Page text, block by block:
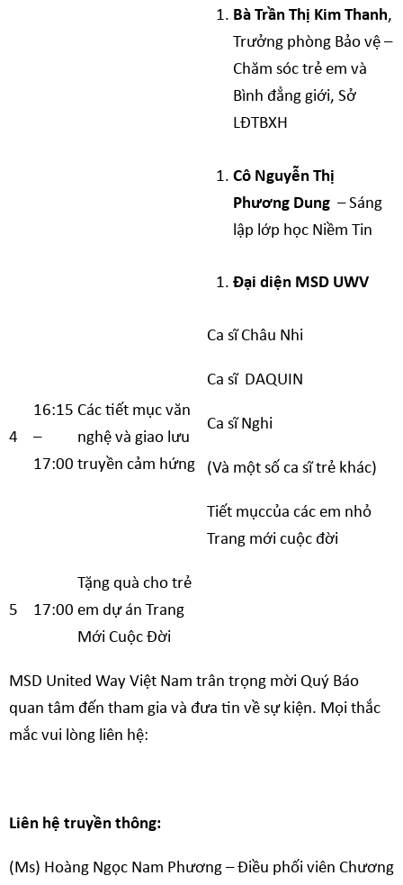
Bà Trần Thị Kim Thanh,
Trưởng phòng Bảo vệ –
Chăm sóc trẻ em và
Bình đẳng giới, Sở
LĐTBXH
Cô Nguyễn Thị
Phương Dung –Sáng
lập lớp học Niềm Tin
Đại diện MSD UWV
4
16:15
–
17:00
Các tiết mục văn
nghệ và giao lưu
truyền cảm hứng
Ca sĩ Châu Nhi
Ca sĩ DAQUIN
Ca sĩ Nghi
(Và một số ca sĩ trẻ khác)
Tiết mụccủa các em nhỏ
Trang mới cuộc đời
5 17:00
Tặng quà cho trẻ
em dự án Trang
Mới Cuộc Đời
MSD United Way Việt Nam trân trọng mời Quý Báo
quan tâm đến tham gia và đưa tin về sự kiện. Mọi thắc
mắc vui lòng liên hệ:
Liên hệ truyền thông:
(Ms) Hoàng Ngọc Nam Phương – Điều phối viên Chương